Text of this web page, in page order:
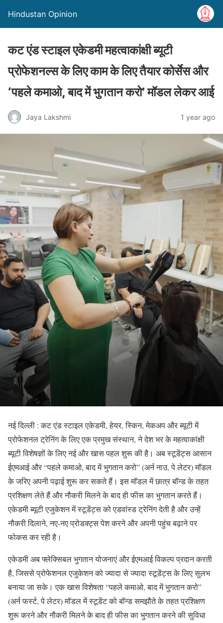
Hindustan Opinion
कट एंड स्टाइल एकेडमी महत्‍वाकांक्षी ब्‍यूटी
प्रोफेशनल्‍स के लिए काम के लिए तैयार कोर्सेस और
‘पहले कमाओ, बाद में भुगतान करो’ मॉडल लेकर आई
Jaya Lakshmi 1 year ago
नई दिल्ली : कट एंड स्टाइल एकेडमी, हेयर, स्किन, मेकअप और ब्यूटी में
प्रोफेशनल ट्रेनिंग के लिए एक प्रमुख संस्थान, ने देश भर के महत्वाकांक्षी
ब्यूटी विशेषज्ञों के लिए नई और खास पहल शुरू की है। अब स्‍टूडेंट्स आसान
ईएमआई और “पहले कमाओ, बाद में भुगतान करो” (अर्न नाउ, पे लेटर) मॉडल
के जरिए अपनी पढ़ाई शुरू कर सकते हैं। इस मॉडल में छात्र बॉन्ड के तहत
प्रशिक्षण लेते हैं और नौकरी मिलने के बाद ही फीस का भुगतान करते हैं।
एकेडमी ब्‍यूटी एजुकेशन में स्‍टूडेंट्स को एडवांस्‍ड ट्रेनिंग देती है और उन्‍हें
नौकरी दिलाने, नए-नए प्रोडक्‍ट्स पेश करने और अपनी पहुंच बढ़ाने पर
फोकस कर रही है।
एकेडमी अब फ्लेक्सिबल भुगतान योजनाएं और ईएमआई विकल्प प्रदान करती
है, जिससे प्रोफेशनल एजुकेशन को ज्‍यादा से ज्‍यादा स्‍टूडेंट्स के लिए सुलभ
बनाया जा सके। एक खास विशेषता “पहले कमाओ, बाद में भुगतान करो”
(अर्न फर्स्‍ट, पे लेटर) मॉडल में स्‍टूडेंट को बॉन्ड समझौते के तहत प्रशिक्षण
शुरू करने और नौकरी मिलने के बाद ही फीस का भुगतान करने की सुविधा